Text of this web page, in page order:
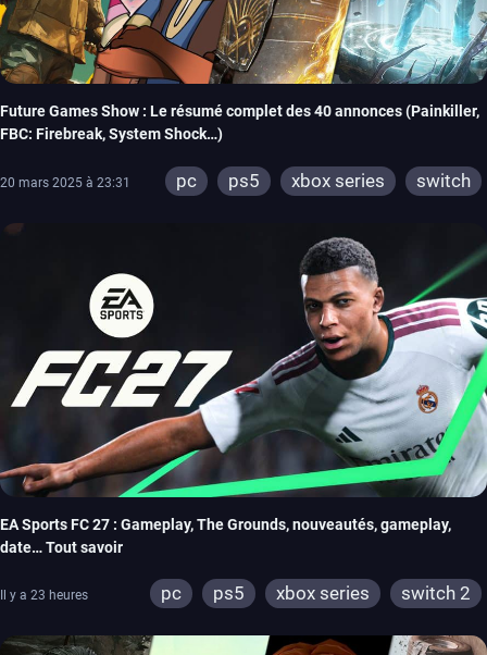
Future Games Show : Le résumé complet des 40 annonces (Painkiller,
FBC: Firebreak, System Shock…)
20 mars 2025 à 23:31 pc ps5 xbox series switch
EA Sports FC 27 : Gameplay, The Grounds, nouveautés, gameplay,
date… Tout savoir
Il y a 23 heures pc ps5 xbox series switch 2